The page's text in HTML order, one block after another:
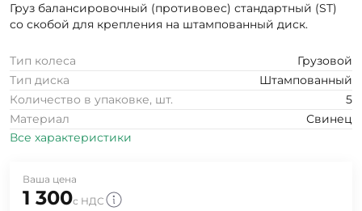
Груз балансировочный (противовес) стандартный (ST)
со скобой для крепления на штампованный диск.
Тип колеса
Грузовой
Тип диска
Штампованный
Количество в упаковке, шт.
5
Материал
Свинец
Все характеристики
Ваша цена
1 300с НДС